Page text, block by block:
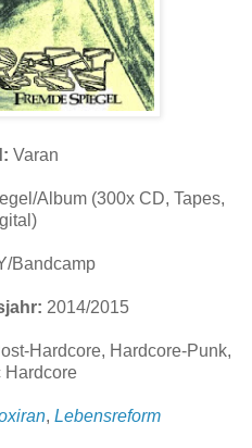
Varan
Album (300x CD, Tapes,
Bandcamp
2014/2015
Hardcore, Hardcore-Punk,
Hardcore
, Lebensreform